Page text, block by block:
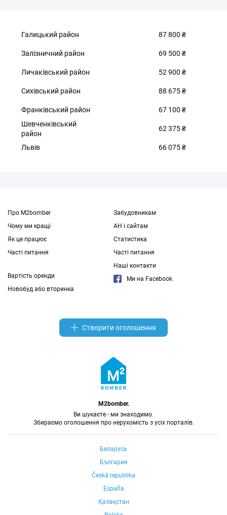
Галицький район 87 800 ₴
Залізничний район 69 500 ₴
Личаківський район 52 900 ₴
Сихівський район 88 675 ₴
Франківський район
67 100 ₴
Шевченківський
район
62 375 ₴
Львів 66 075 ₴
Про M2bomber
Чому ми кращі
Як це працює
Часті питання
Вартість оренди
Новобуд або вторинка
Забудовникам
АН і сайтам
Статистика
Часті питання
Наші контакти
Ми на Facebook
Створити оголошення
M2bomber.
Ви шукаєте - ми знаходимо.
Збираємо оголошення про нерухомість з усіх порталів.
Беларусь
България
Česká republika
España
Қазақстан